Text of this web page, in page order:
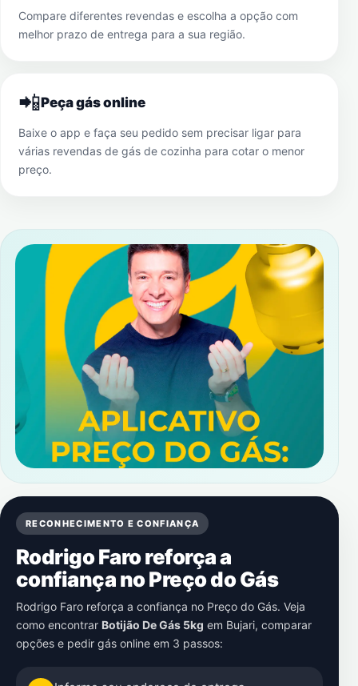
Compare diferentes revendas e escolha a opção com
melhor prazo de entrega para a sua região.
📲Peça gás online
Baixe o app e faça seu pedido sem precisar ligar para
várias revendas de gás de cozinha para cotar o menor
preço.
RECONHECIMENTO E CONFIANÇA
Rodrigo Faro reforça a
confiança no Preço do Gás
Rodrigo Faro reforça a confiança no Preço do Gás. Veja
como encontrar Botijão De Gás 5kg em Bujari, comparar
opções e pedir gás online em 3 passos: